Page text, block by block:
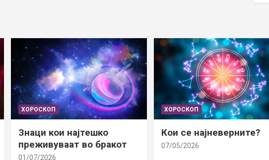
ХОРОСКОП
Знаци кои најтешко
преживуваат во бракот
01/07/2026
ХОРОСКОП
Кои се најневерните?
07/05/2026